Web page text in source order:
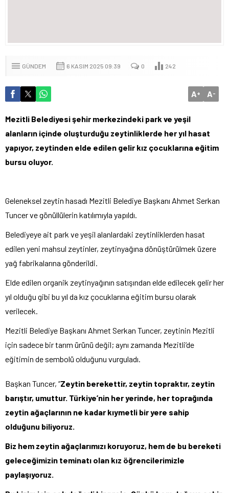
GÜNDEM 6 KASIM 2025 09:39 0 242
A+ A-
Mezitli Belediyesi şehir merkezindeki park ve yeşil
alanların içinde oluşturduğu zeytinliklerde her yıl hasat
yapıyor, zeytinden elde edilen gelir kız çocuklarına eğitim
bursu oluyor.
Geleneksel zeytin hasadı Mezitli Belediye Başkanı Ahmet Serkan
Tuncer ve gönüllülerin katılımıyla yapıldı.
Belediyeye ait park ve yeşil alanlardaki zeytinliklerden hasat
edilen yeni mahsul zeytinler, zeytinyağına dönüştürülmek üzere
yağ fabrikalarına gönderildi.
Elde edilen organik zeytinyağının satışından elde edilecek gelir her
yıl olduğu gibi bu yıl da kız çocuklarına eğitim bursu olarak
verilecek.
Mezitli Belediye Başkanı Ahmet Serkan Tuncer, zeytinin Mezitli
için sadece bir tarım ürünü değil; aynı zamanda Mezitli’de
eğitimin de sembolü olduğunu vurguladı.
Başkan Tuncer, “Zeytin berekettir, zeytin topraktır, zeytin
barıştır, umuttur. Türkiye’nin her yerinde, her toprağında
zeytin ağaçlarının ne kadar kıymetli bir yere sahip
olduğunu biliyoruz.
Biz hem zeytin ağaçlarımızı koruyoruz, hem de bu bereketi
geleceğimizin teminatı olan kız öğrencilerimizle
paylaşıyoruz.